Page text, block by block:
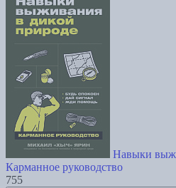
Навыки
Карманное руководство
755